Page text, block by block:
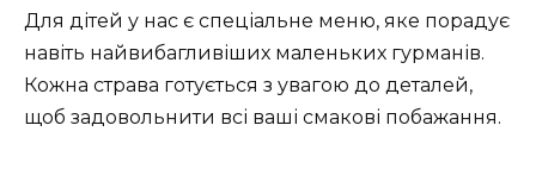
Для дітей у нас є спеціальне меню, яке порадує
навіть найвибагливіших маленьких гурманів.
Кожна страва готується з увагою до деталей,
щоб задовольнити всі ваші смакові побажання.